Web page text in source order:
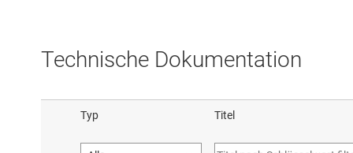
Technische Dokumentation